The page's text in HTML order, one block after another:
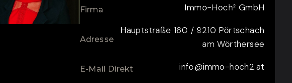
Firma Immo-Hoch² GmbH
Adresse
Hauptstraße 160 / 9210 Pörtschach
am Wörthersee
E-Mail Direkt info@immo-hoch2.at